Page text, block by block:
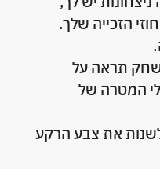
הזכייה שלך.
תראה על
המטרה של
את צבע הרקע